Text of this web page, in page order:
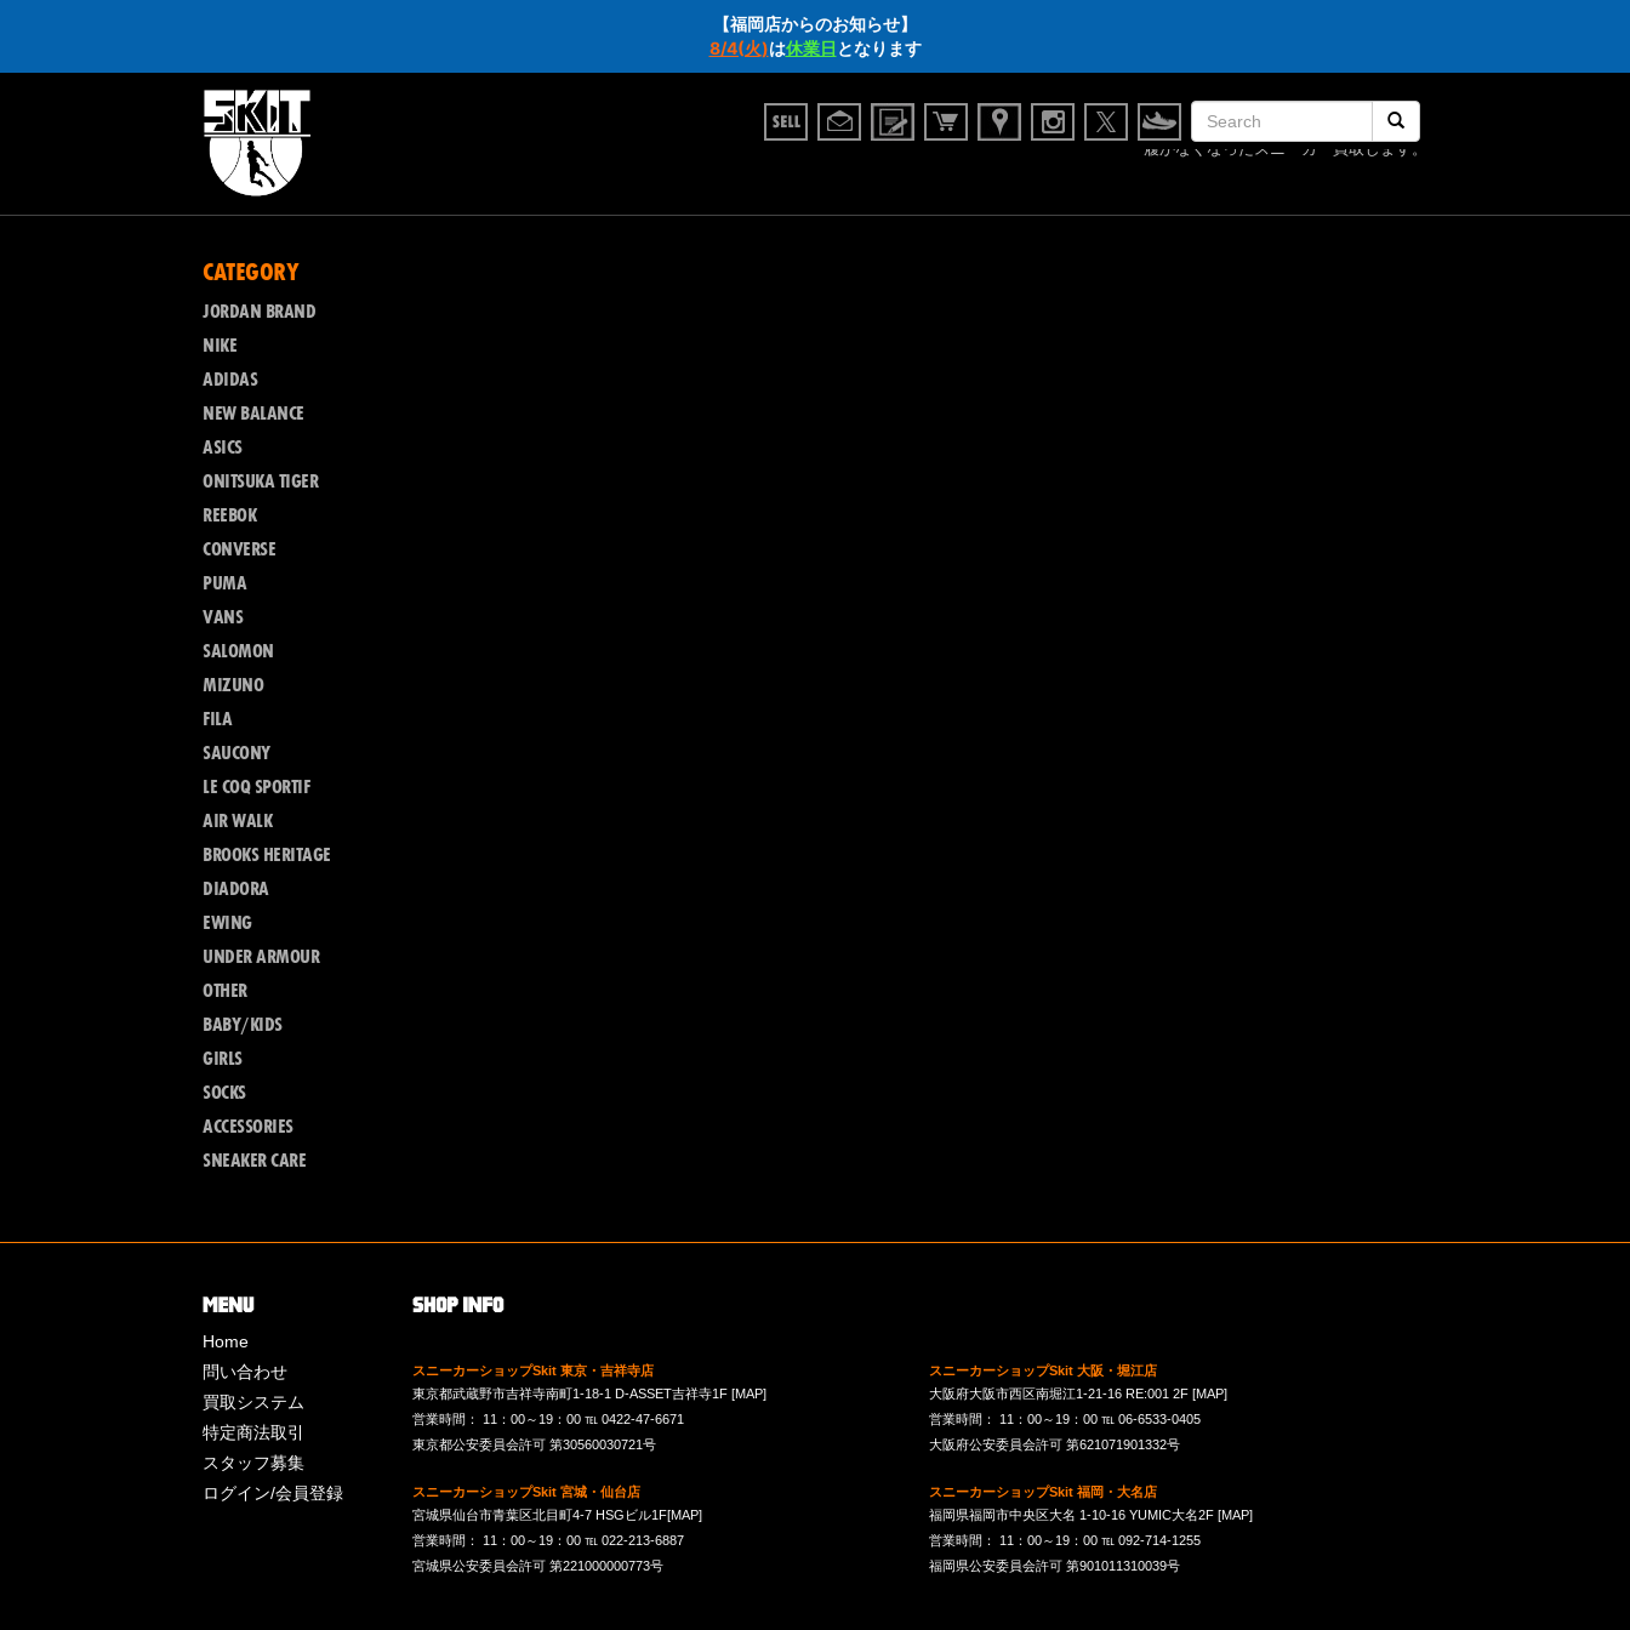
【福岡店からのお知らせ】
8/4(火)は休業日 となります
履かなくなったスニーカー買取します。
CATEGORY
JORDAN BRAND
NIKE
ADIDAS
NEW BALANCE
ASICS
ONITSUKA TIGER
REEBOK
CONVERSE
PUMA
VANS
SALOMON
MIZUNO
FILA
SAUCONY
LE COQ SPORTIF
AIR WALK
BROOKS HERITAGE
DIADORA
EWING
UNDER ARMOUR
OTHER
BABY/KIDS
GIRLS
SOCKS
ACCESSORIES
SNEAKER CARE
Home
問い合わせ
買取システム
特定商法取引
スタッフ募集
ログイン/会員登録
スニーカーショップSkit 東京・吉祥寺店
東京都武蔵野市吉祥寺南町1-18-1 D-ASSET吉祥寺1F [MAP]
営業時間： 11：00～19：00 ℡ 0422-47-6671
東京都公安委員会許可 第30560030721号
スニーカーショップSkit 大阪・堀江店
大阪府大阪市西区南堀江1-21-16 RE:001 2F [MAP]
営業時間： 11：00～19：00 ℡ 06-6533-0405
大阪府公安委員会許可 第621071901332号
スニーカーショップSkit 宮城・仙台店
宮城県仙台市青葉区北目町4-7 HSGビル1F[MAP]
営業時間： 11：00～19：00 ℡ 022-213-6887
宮城県公安委員会許可 第221000000773号
スニーカーショップSkit 福岡・大名店
福岡県福岡市中央区大名 1-10-16 YUMIC大名2F [MAP]
営業時間： 11：00～19：00 ℡ 092-714-1255
福岡県公安委員会許可 第901011310039号